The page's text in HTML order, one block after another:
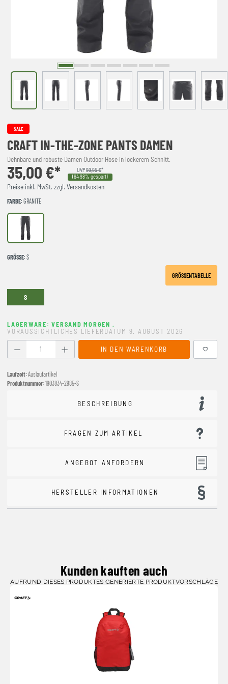
SALE
CRAFT IN-THE-ZONE PANTS DAMEN
Dehnbare und robuste Damen Outdoor Hose in lockerem Schnitt.
35,00 €* UVP99,95 €*
(64.98% gespart)
Preise inkl. MwSt. zzgl. Versandkosten
FARBE: GRANITE
Granite
GRÖSSE : S
GRÖSSENTABELLE
S
LAGERWARE: VERSAND MORGEN ,
VORAUSSICHTLICHES LIEFERDATUM 9. AUGUST 2026
Produkt Anzahl: Gib den gewünschten Wert ein oder
IN DEN WARENKORB
Laufzeit:Auslaufartikel
Produktnummer:1903834-2985-S
BESCHREIBUNG
FRAGEN ZUM ARTIKEL
ANGEBOT ANFORDERN
HERSTELLER INFORMATIONEN
Kunden kauften auch
AUFRUND DIESES PRODUKTES GENERIERTE PRODUKTVORSCHLÄGE